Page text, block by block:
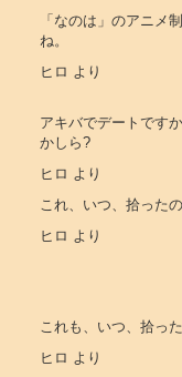
「なのは」のアニメ
ね。
ヒロ より
アキバでデートです
かしら?
ヒロ より
これ、いつ、拾った
ヒロ より
これも、いつ、拾っ
ヒロ より